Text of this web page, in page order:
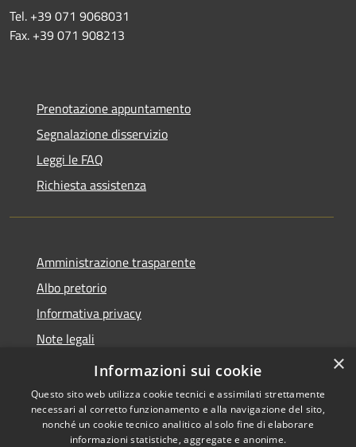
Tel. +39 071 9068031
Fax. +39 071 908213
Prenotazione appuntamento
Segnalazione disservizio
Leggi le FAQ
Richiesta assistenza
Amministrazione trasparente
Albo pretorio
Informativa privacy
Note legali
Dichiarazione di accessibilità
×
Informazioni sui cookie
Questo sito web utilizza cookie tecnici e assimilati strettamente
necessari al corretto funzionamento e alla navigazione del sito,
nonché un cookie tecnico analitico al solo fine di elaborare
informazioni statistiche, aggregate e anonime.